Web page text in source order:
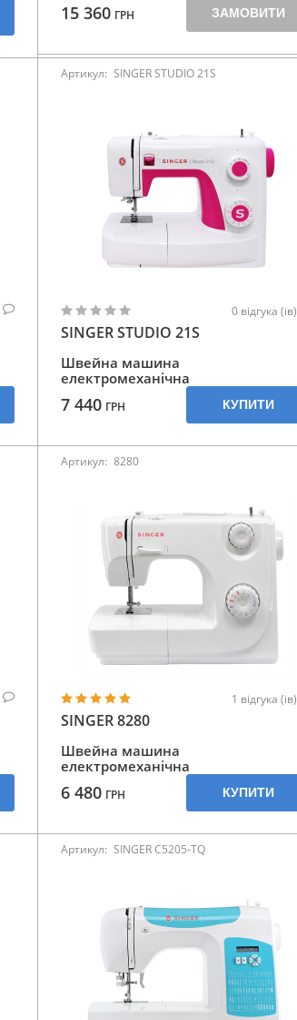
15 360 ГРН ЗАМОВИТИ
Артикул: SINGER STUDIO 21S
0 відгука (ів)
SINGER STUDIO 21S
Швейна машина
електромеханічна
7 440 ГРН КУПИТИ
Артикул: 8280
1 відгука (ів)
SINGER 8280
Швейна машина
електромеханічна
6 480 ГРН КУПИТИ
Артикул: SINGER C5205-TQ